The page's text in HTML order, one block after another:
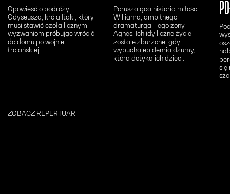
Opowieść o podróży
Odyseusza, króla Itaki, który
musi stawić czoła licznym
wyzwaniom próbując wrócić
do domu po wojnie
trojańskiej.
Poruszająca historia miłości
Williama, ambitnego
dramaturga i jego żony
Agnes. Ich idylliczne życie
zostaje zburzone, gdy
wybucha epidemia dżumy,
która dotyka ich dzieci.
się
ZOBACZ REPERTUAR